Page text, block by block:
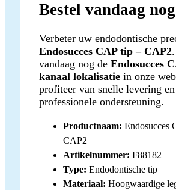
Bestel vandaag nog
Verbeter uw endodontische
Endosucces CAP tip – CAP2
vandaag nog de Endosucces
kanaal lokalisatie in onze
profiteer van snelle levering en
professionele ondersteuning.
Productnaam: Endosucces
CAP2
Artikelnummer: F88182
Type: Endodontische tip
Materiaal: Hoogwaardige